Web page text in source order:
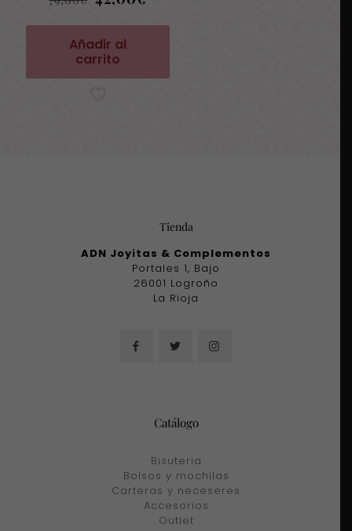
precio
original
era:
79,00€.
actual
Añadir al
carrito
Tienda
ADN Joyitas & Complementos
Portales 1, Bajo
26001 Logroño
La Rioja
Catálogo
Bisuteria
Bolsos y mochilas
Carteras y neceseres
Accesorios
Outlet